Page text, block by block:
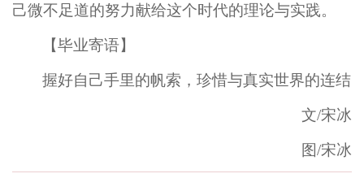
己微不足道的努力献给这个时代的理论与实践。
【毕业寄语】
握好自己手里的帆索，珍惜与真实世界的连结
文/宋冰
图/宋冰